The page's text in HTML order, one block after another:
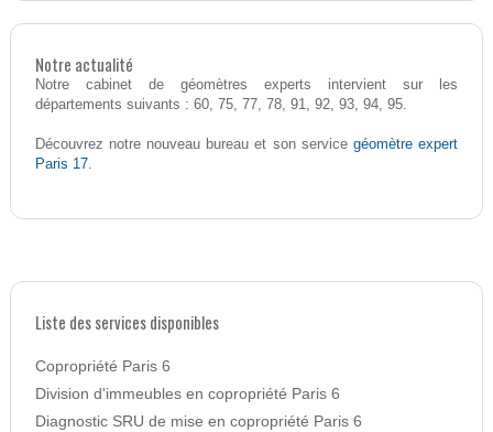
Notre actualité
Notre cabinet de géomètres experts intervient sur les
départements suivants : 60, 75, 77, 78, 91, 92, 93, 94, 95.
Découvrez notre nouveau bureau et son service géomètre expert
Paris 17.
Liste des services disponibles
Copropriété Paris 6
Division d'immeubles en copropriété Paris 6
Diagnostic SRU de mise en copropriété Paris 6